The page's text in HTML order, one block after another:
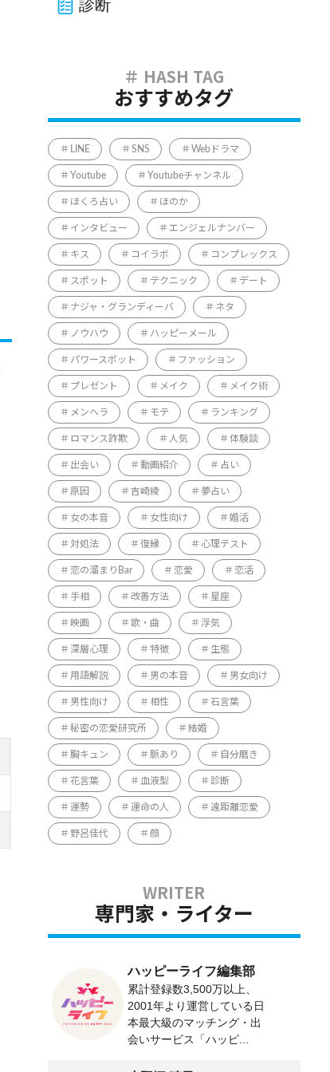
診断
おすすめタグ
LINE SNS Webドラマ
Youtube Youtubeチャンネル
ほくろ占い ほのか
インタビュー エンジェルナンバー
キス コイラボ コンプレックス
スポット テクニック デート
ナジャ・グランディーバ ネタ
ノウハウ ハッピーメール
パワースポット ファッション
プレゼント メイク メイク術
メンヘラ モテ ランキング
ロマンス詐欺 人気 体験談
出会い 動画紹介 占い
原因 吉崎綾 夢占い
女の本音 女性向け 婚活
対処法 復縁 心理テスト
恋の溜まりBar 恋愛 恋活
手相 改善方法 星座
映画 歌・曲 浮気
深層心理 特徴 生態
用語解説 男の本音 男女向け
男性向け 相性 石言葉
秘密の恋愛研究所 結婚
胸キュン 脈あり 自分磨き
花言葉 血液型 診断
運勢 運命の人 遠距離恋愛
野呂佳代 顔
専門家・ライター
ハッピーライフ編集部
累計登録数3,500万以上、
2001年より運営している日
本最大級のマッチング・出
会いサービス「ハッピ...